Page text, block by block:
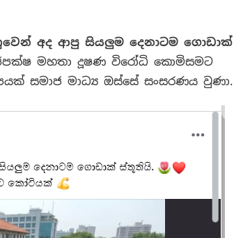
අද ආපු සියලුම දෙනාටම ගොඩාක්
මහතා දූෂණ විරෝධි කොමිසමට
සමාජ මාධ්‍ය ඔස්සේ සංසරණය වුණා.